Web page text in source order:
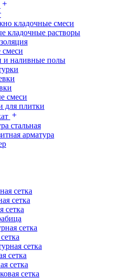
кладочные смеси
кладочные растворы
и наливные полы
смеси
для плитки
стальная
арматура
сетка
сетка
сетка
сетка
сетка
сетка
сетка
сетка